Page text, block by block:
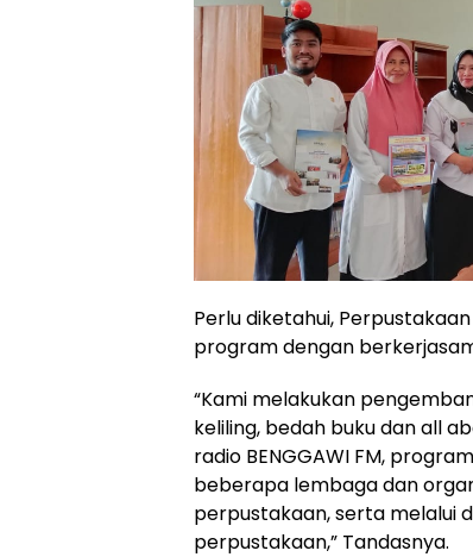
Perlu diketahui,
program dengan
“Kami melakukan
keliling, bedah buku dan all
radio BENGGAWI FM,
beberapa lembaga dan
perpustakaan, serta melalui
perpustakaan,” Tandasnya.